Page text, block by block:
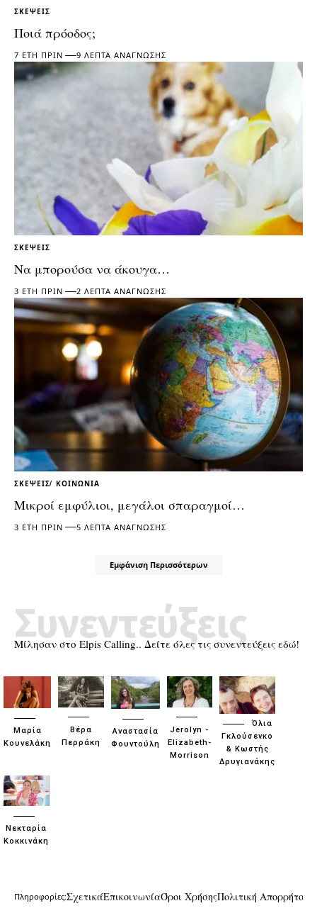
ΣΚΈΨΕΙΣ
Ποιά πρόοδος;
7 ΈΤΗ ΠΡΙΝ 9 ΛΕΠΤΆ ΑΝΆΓΝΩΣΗΣ
ΣΚΈΨΕΙΣ
Να μπορούσα να άκουγα…
3 ΈΤΗ ΠΡΙΝ 2 ΛΕΠΤΆ ΑΝΆΓΝΩΣΗΣ
ΣΚΈΨΕΙΣ ΚΟΙΝΩΝΊΑ
Μικροί εμφύλιοι, μεγάλοι σπαραγμοί…
3 ΈΤΗ ΠΡΙΝ 5 ΛΕΠΤΆ ΑΝΆΓΝΩΣΗΣ
Εμφάνιση Περισσότερων
Μίλησαν στο Elpis Calling.. Δείτε όλες τις συνεντεύξεις εδώ!
Συνεντεύξεις
Μαρία
Κουνελάκη
Βέρα
Περράκη
Αναστασία
Φουντούλη
Jerolyn -
Elizabeth-
Morrison
Όλια
Γκλούσενκο
& Κωστής
Δρυγιανάκης
Νεκταρία
Κοκκινάκη
Πληροφορίες:ΣχετικάΕπικοινωνίαΌροι ΧρήσηςΠολιτική Απορρήτου